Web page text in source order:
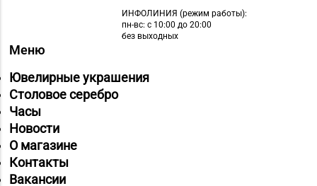
ИНФОЛИНИЯ (режим работы):
пн-вс: с 10:00 до 20:00
без выходных
Меню
Ювелирные украшения
Столовое серебро
Часы
Новости
О магазине
Контакты
Вакансии